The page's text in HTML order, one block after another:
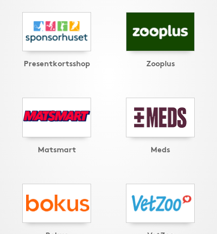
Presentkortsshop Zooplus
Matsmart Meds